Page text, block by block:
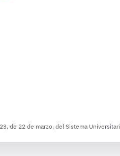
de 22 de marzo, del Sistema